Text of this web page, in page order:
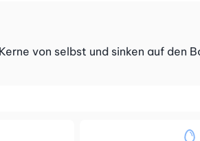
von selbst und sinken auf den